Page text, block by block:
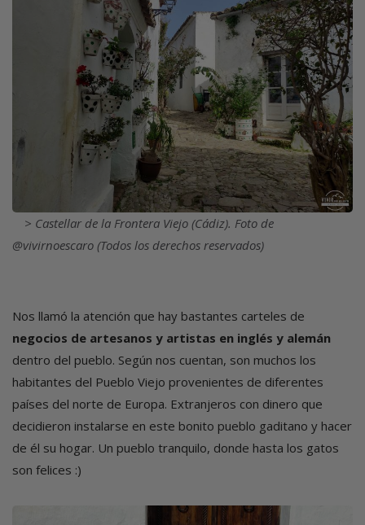
Castellar de la Frontera Viejo (Cádiz). Foto de
@vivirnoescaro (Todos los derechos reservados)
Nos llamó la atención que hay bastantes carteles de
negocios de artesanos y artistas en inglés y alemán
dentro del pueblo. Según nos cuentan, son muchos los
habitantes del Pueblo Viejo provenientes de diferentes
países del norte de Europa. Extranjeros con dinero que
decidieron instalarse en este bonito pueblo gaditano y hacer
de él su hogar. Un pueblo tranquilo, donde hasta los gatos
son felices :)